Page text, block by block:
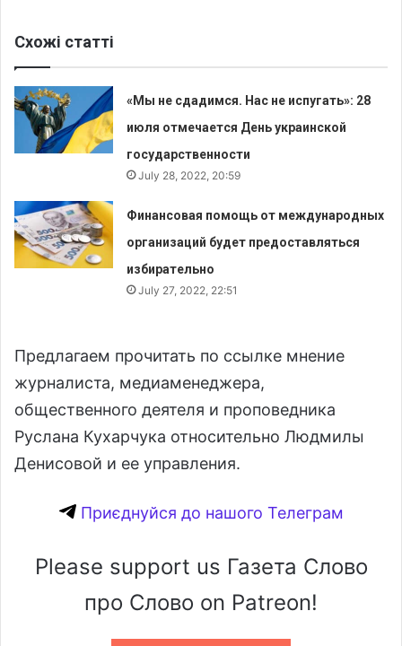
Схожі статті
«Мы не сдадимся. Нас не испугать»: 28
июля отмечается День украинской
государственности
July 28, 2022, 20:59
Финансовая помощь от международных
организаций будет предоставляться
избирательно
July 27, 2022, 22:51
Предлагаем прочитать по ссылке мнение
журналиста, медиаменеджера,
общественного деятеля и проповедника
Руслана Кухарчука относительно Людмилы
Денисовой и ее управления.
Приєднуйся до нашого Телеграм
Please support us Газета Слово
про Слово on Patreon!